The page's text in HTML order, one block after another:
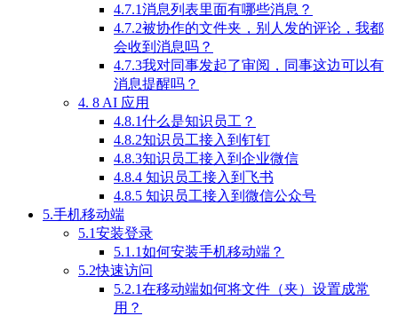
4.7.1消息列表里面有哪些消息？
4.7.2被协作的文件夹，别人发的评论，我都
会收到消息吗？
4.7.3我对同事发起了审阅，同事这边可以有
消息提醒吗？
4. 8 AI 应用
4.8.1什么是知识员工？
4.8.2知识员工接入到钉钉
4.8.3知识员工接入到企业微信
4.8.4 知识员工接入到飞书
4.8.5 知识员工接入到微信公众号
5.手机移动端
5.1安装登录
5.1.1如何安装手机移动端？
5.2快速访问
5.2.1在移动端如何将文件（夹）设置成常
用？